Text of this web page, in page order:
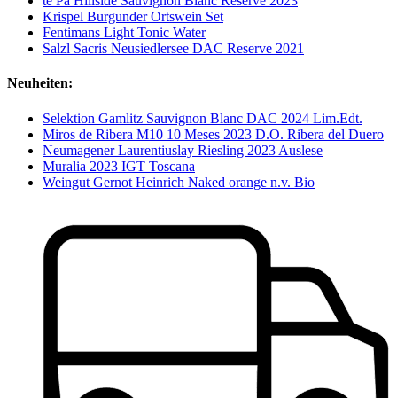
Krispel Burgunder Ortswein Set
Fentimans Light Tonic Water
Salzl Sacris Neusiedlersee DAC Reserve 2021
Neuheiten:
Selektion Gamlitz Sauvignon Blanc DAC 2024 Lim.Edt.
Miros de Ribera M10 10 Meses 2023 D.O. Ribera del Duero
Neumagener Laurentiuslay Riesling 2023 Auslese
Muralia 2023 IGT Toscana
Weingut Gernot Heinrich Naked orange n.v. Bio